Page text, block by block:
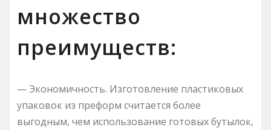
множество
преимуществ:
— Экономичность. Изготовление пластиковых
упаковок из преформ считается более
выгодным, чем использование готовых бутылок,